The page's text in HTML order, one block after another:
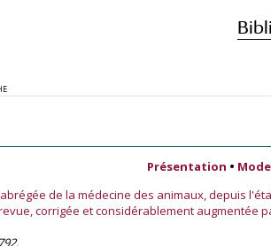
Présentation •
de la médecine des animaux, depuis
corrigée et considérablement augmentée